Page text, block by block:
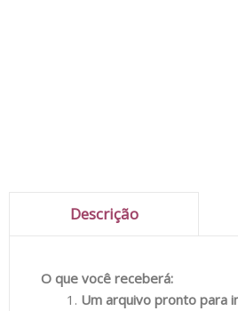
Descrição
O que você receberá:
Um arquivo pronto para